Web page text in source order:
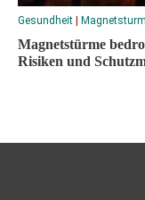
Gesundheit | Magnetsturm
Magnetstürme
Risiken und